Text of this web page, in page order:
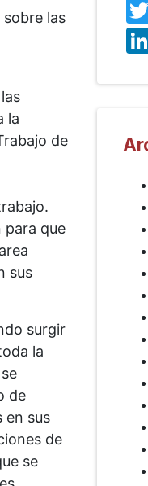
las
la
de
para que
sus
surgir
la
de
en sus
de
se